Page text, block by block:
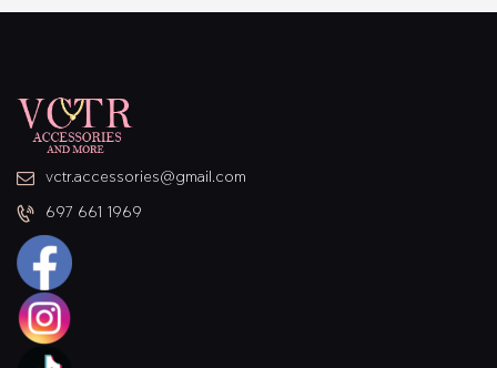
vctr.accessories@gmail.com
697 661 1969